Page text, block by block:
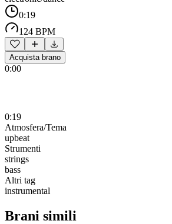
0:19
124 BPM
Acquista brano
0:00
0:19
Atmosfera/Tema
upbeat
Strumenti
strings
bass
Altri tag
instrumental
Brani simili